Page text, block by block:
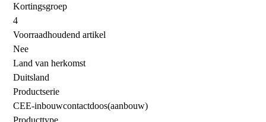
Kortingsgroep
4
Voorraadhoudend artikel
Nee
Land van herkomst
Duitsland
Productserie
CEE-inbouwcontactdoos(aanbouw)
Producttype